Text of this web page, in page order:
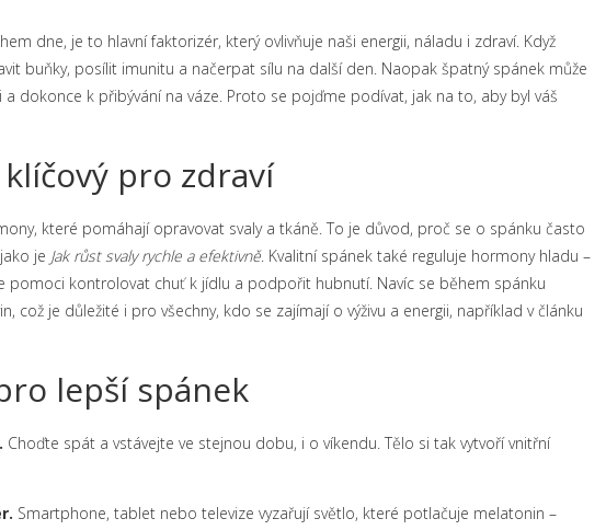
dne, je to hlavní faktorizér, který ovlivňuje naši energii, náladu i zdraví. Když
buňky, posílit imunitu a načerpat sílu na další den. Naopak špatný spánek může
dokonce k přibývání na váze. Proto se pojďme podívat, jak na to, aby byl váš
pro zdraví
které pomáhají opravovat svaly a tkáně. To je důvod, proč se o spánku často
je Jak růst svaly rychle a efektivně. Kvalitní spánek také reguluje hormony hladu –
pomoci kontrolovat chuť k jídlu a podpořit hubnutí. Navíc se během spánku
což je důležité i pro všechny, kdo se zajímají o výživu a energii, například v článku
lepší spánek
Choďte spát a vstávejte ve stejnou dobu, i o víkendu. Tělo si tak vytvoří vnitřní
Smartphone, tablet nebo televize vyzařují světlo, které potlačuje melatonin –